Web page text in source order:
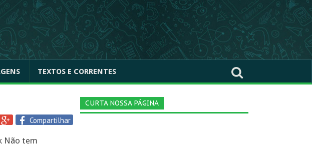
TEXTOS E CORRENTES
Compartilhar
Não tem
CURTA NOSSA PÁGINA